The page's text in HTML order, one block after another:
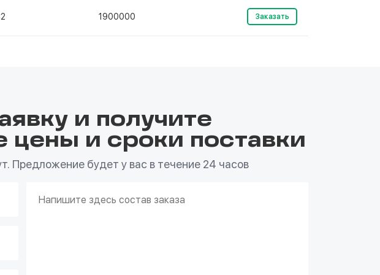
1900000 Заказать
и получите
цены и сроки поставки
Предложение будет у вас в течение 24 часов